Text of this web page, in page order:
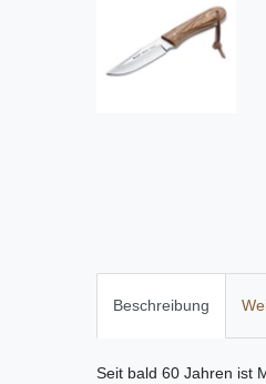
Beschreibung
Seit bald 60 Jahren ist